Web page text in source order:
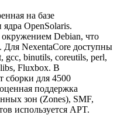
на базе
OpenSolaris.
Debian, что
Для NexentaCore доступны
gcc, binutils, coreutils, perl,
Fluxbox. В
сборки для 4500
поддержка
зон (Zones), SMF,
используется APT.